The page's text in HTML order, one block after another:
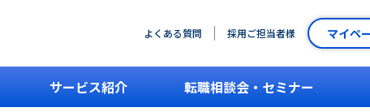
よくある質問 採用ご担当者様 マイペ
サービス紹介 転職相談会・セミナー